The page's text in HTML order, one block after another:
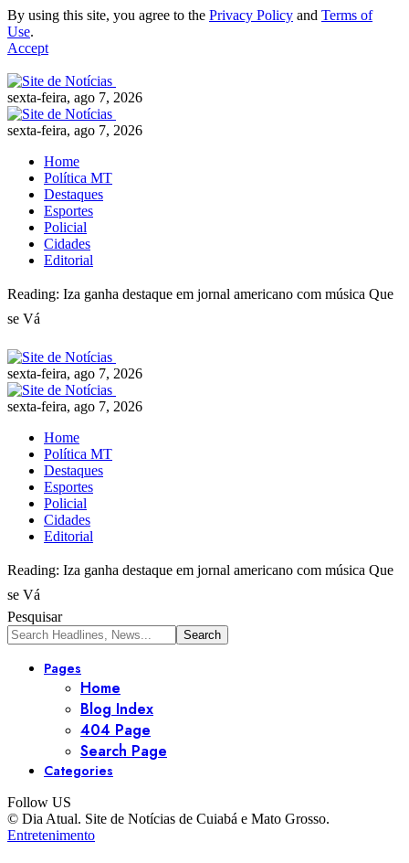
By using this site, you agree to the Privacy Policy and Terms of
Use.
Accept
sexta-feira, ago 7, 2026
sexta-feira, ago 7, 2026
Home
Política MT
Destaques
Esportes
Policial
Cidades
Editorial
Reading: Iza ganha destaque em jornal americano com música Que
se Vá
sexta-feira, ago 7, 2026
sexta-feira, ago 7, 2026
Home
Política MT
Destaques
Esportes
Policial
Cidades
Editorial
Reading: Iza ganha destaque em jornal americano com música Que
se Vá
Pesquisar
Pages
Home
Blog Index
404 Page
Search Page
Categories
Follow US
© Dia Atual. Site de Notícias de Cuiabá e Mato Grosso.
Entretenimento